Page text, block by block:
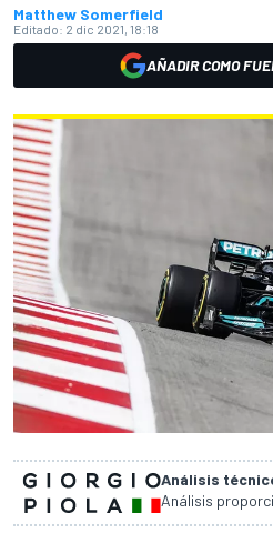
Matthew Somerfield
Editado: 2 dic 2021, 18:18
AÑADIR COMO
Análisis
Análisis